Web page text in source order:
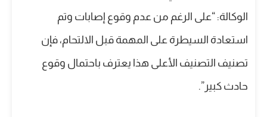
الوكالة: “على الرغم من عدم وقوع إصابات وتم
استعادة السيطرة على المهمة قبل الالتحام، فإن
تصنيف التصنيف الأعلى هذا يعترف باحتمال وقوع
حادث كبير”.